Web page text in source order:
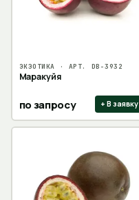
ЭКЗОТИКА · АРТ. DB-3932
Маракуйя
по запросу + В заявку